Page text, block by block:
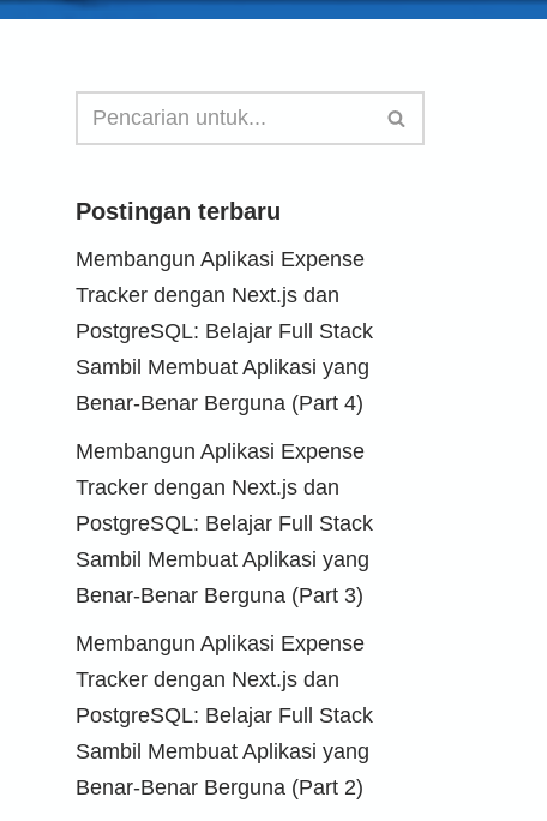
Postingan terbaru
Membangun Aplikasi Expense
Tracker dengan Next.js dan
PostgreSQL: Belajar Full Stack
Sambil Membuat Aplikasi yang
Benar-Benar Berguna (Part 4)
Membangun Aplikasi Expense
Tracker dengan Next.js dan
PostgreSQL: Belajar Full Stack
Sambil Membuat Aplikasi yang
Benar-Benar Berguna (Part 3)
Membangun Aplikasi Expense
Tracker dengan Next.js dan
PostgreSQL: Belajar Full Stack
Sambil Membuat Aplikasi yang
Benar-Benar Berguna (Part 2)